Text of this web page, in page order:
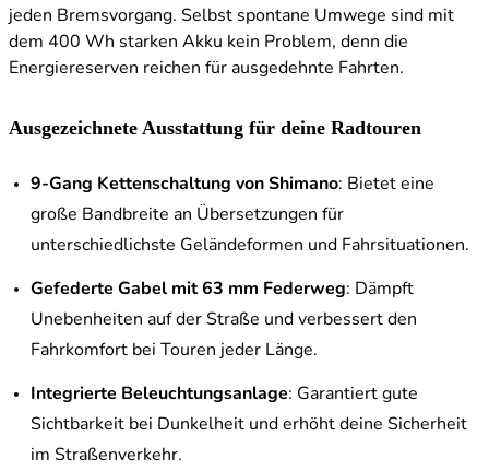
jeden Bremsvorgang. Selbst spontane Umwege sind mit
dem 400 Wh starken Akku kein Problem, denn die
Energiereserven reichen für ausgedehnte Fahrten.
Ausgezeichnete Ausstattung für deine Radtouren
9-Gang Kettenschaltung von Shimano: Bietet eine
große Bandbreite an Übersetzungen für
unterschiedlichste Geländeformen und Fahrsituationen.
Gefederte Gabel mit 63 mm Federweg: Dämpft
Unebenheiten auf der Straße und verbessert den
Fahrkomfort bei Touren jeder Länge.
Integrierte Beleuchtungsanlage: Garantiert gute
Sichtbarkeit bei Dunkelheit und erhöht deine Sicherheit
im Straßenverkehr.